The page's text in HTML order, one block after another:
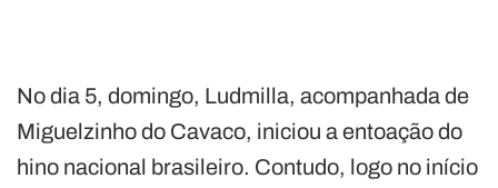
No dia 5, domingo, Ludmilla, acompanhada de
Miguelzinho do Cavaco, iniciou a entoação do
hino nacional brasileiro. Contudo, logo no início